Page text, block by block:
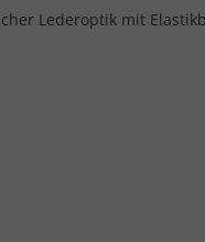
Lederoptik mit